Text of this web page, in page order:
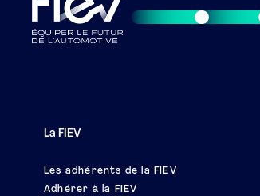
La FIEV
Les adhérents de la FIEV
Adhérer à la FIEV